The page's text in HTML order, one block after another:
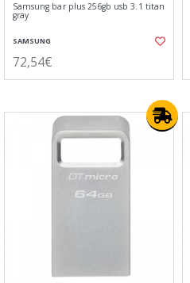
Samsung bar plus 256gb usb 3.1 titan
gray
SAMSUNG
72,54€